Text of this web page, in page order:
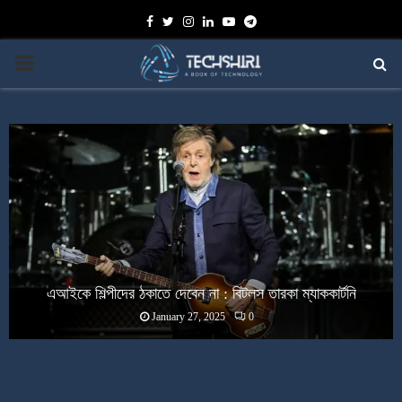
Facebook
TwitterInstagram
Linkedin
YoutubeTelegram
PRIMARY
এআইকে শিল্পীদের ঠকাতে দেবেন না : বিটলস তারকা ম্যাককার্টনি
January 27, 2025 0